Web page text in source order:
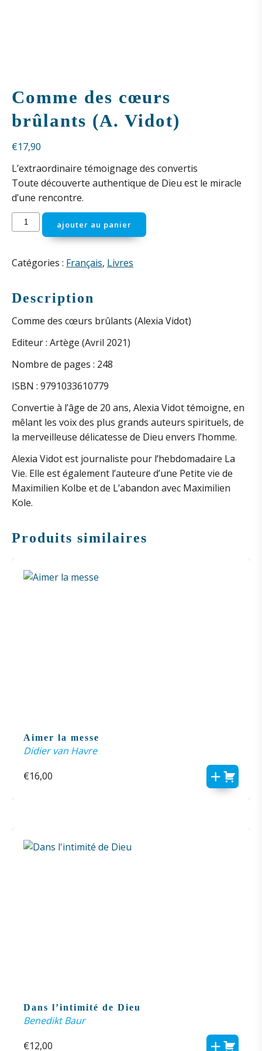
Comme des cœurs
brûlants (A. Vidot)
€17,90
L’extraordinaire témoignage des convertis
Toute découverte authentique de Dieu est le miracle
d’une rencontre.
quantité
de
des
brûlants
(A.
Vidot)
ajouter au panier
Catégories : Français, Livres
Description
Comme des cœurs brûlants (Alexia Vidot)
Editeur : Artège (Avril 2021)
Nombre de pages : 248
ISBN : 9791033610779
Convertie à l’âge de 20 ans, Alexia Vidot témoigne, en
mêlant les voix des plus grands auteurs spirituels, de
la merveilleuse délicatesse de Dieu envers l’homme.
Alexia Vidot est journaliste pour l’hebdomadaire La
Vie. Elle est également l’auteure d’une Petite vie de
Maximilien Kolbe et de L’abandon avec Maximilien
Kole.
Produits similaires
Aimer la messe
Didier van Havre
€16,00
Dans l’intimité de Dieu
Benedikt Baur
€12,00